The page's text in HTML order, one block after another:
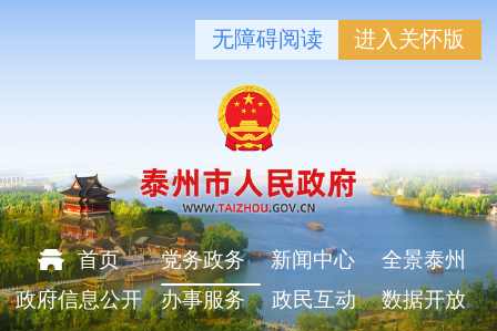
无障碍阅读 进入关怀版
首页 党务政务 新闻中心
全景泰州
政府信息公开
办事服务 政民互动 数据开放